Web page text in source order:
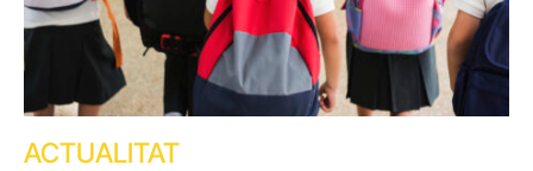
ACTUALITAT